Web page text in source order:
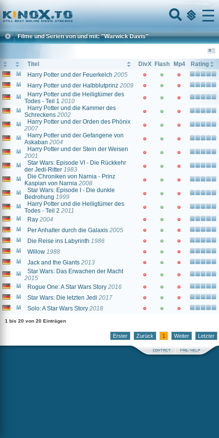
Home
Menu
Filme und Serien von und mit: "Warwick Davis"
Titel DivX Flash Mp4
Rating
Harry Potter und der Feuerkelch 2005
Harry Potter und der Halbblutprinz 2009
Harry Potter und die Heiligtümer des
Todes - Teil 1 2010
Harry Potter und die Kammer des
Schreckens 2002
Harry Potter und der Orden des Phönix
2007
Harry Potter und der Gefangene von
Askaban 2004
Harry Potter und der Stein der Weisen
2001
Star Wars: Episode VI - Die Rückkehr
der Jedi-Ritter 1983
Die Chroniken von Narnia - Prinz
Kaspian von Narnia 2008
Star Wars: Episode I - Die dunkle
Bedrohung 1999
Harry Potter und die Heiligtümer des
Todes - Teil 2 2011
Ray 2004
Per Anhalter durch die Galaxis 2005
Die Reise ins Labyrinth 1986
Willow 1988
Jack and the Giants 2013
Star Wars: Das Erwachen der Macht
2015
Rogue One: A Star Wars Story 2016
Star Wars: Die letzten Jedi 2017
Solo: A Star Wars Story 2018
1 bis 20 von 20 Einträgen
Erster Zurück 1 Weiter Letzter